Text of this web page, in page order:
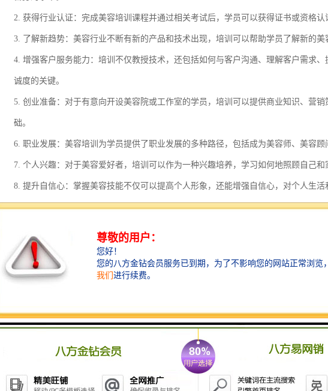
2. 获得行业认证：完成美容培训课程并通过相关考试后，学员可以获得证书或资格认
3. 了解新趋势：美容行业不断有新的产品和技术出现，培训可以帮助学员了解新的美
4. 增强客户服务能力：培训不仅教授技术，还包括如何与客户沟通、理解客户需求
诚度的关键。
5. 创业准备：对于有意向开设美容院或工作室的学员，培训可以提供商业知识、营
础。
6. 职业发展：美容培训为学员提供了职业发展的多种路径，包括成为美容师、美容顾
7. 个人兴趣：对于美容爱好者，培训可以作为一种兴趣培养，学习如何地照顾自己和
8. 提升自信心：掌握美容技能不仅可以提高个人形象，还能增强自信心，对个人生活
9. 社会交流：在培训过程中，学员可以结识志同道合的朋友，拓展社交圈，增加社会
总之，美容培训对于个人职业发展、技能提升、创业准备以及个人兴趣培养都具有重
美体培训的功能主要包括以下几个方面：
2. 增强身体素质：通过有针对性的锻炼，提高学员的力量、柔韧性、耐力和协调性等
4. 改善姿势：通过的指导和训练，纠正学员的不良姿势，预防和缓解因姿势问题引起
5. 提升自信心：通过美体培训，学员可以看到自己身体的变化和进步，从而增强自信